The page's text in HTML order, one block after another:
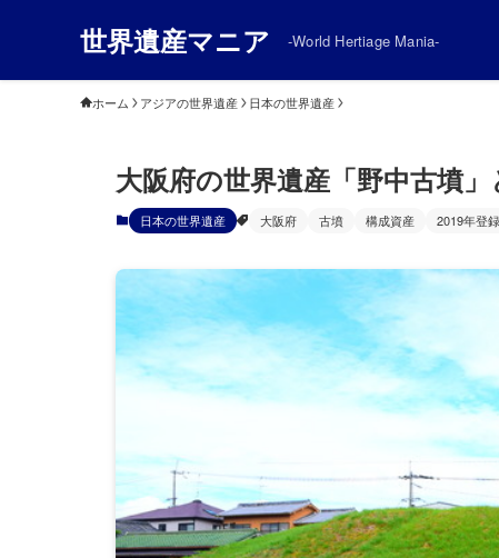
世界遺産マニア -World Hertiage Mania-
ホーム アジアの世界遺産 日本の世界遺産
大阪府の世界遺産「野中古墳
日本の世界遺産 大阪府 古墳 構成資産 2019年登録